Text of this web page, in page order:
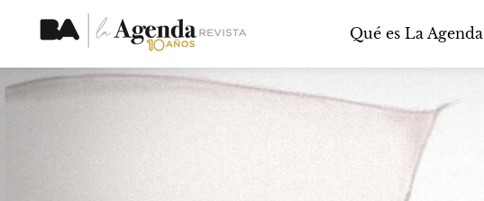
Qué es La Agenda